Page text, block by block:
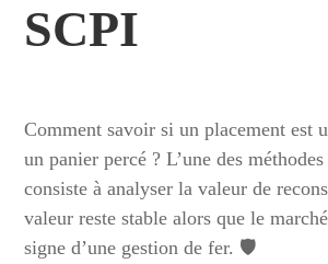
SCPI
Comment savoir si un placement est
un panier percé ? L’une des
consiste à analyser la valeur de
valeur reste stable alors que le
signe d’une gestion de fer. 🛡️